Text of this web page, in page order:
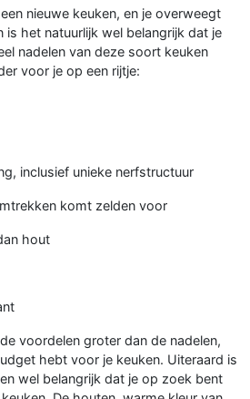
nieuwe keuken, en je overweegt
is het natuurlijk wel belangrijk dat je
nadelen van deze soort keuken
voor je op een rijtje:
inclusief unieke nerfstructuur
komt zelden voor
hout
voordelen groter dan de nadelen,
hebt voor je keuken. Uiteraard is
wel belangrijk dat je op zoek bent